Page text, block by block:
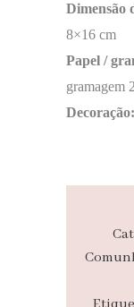
Dimensão
8×16 cm
Papel /
gramagem
Decoração: